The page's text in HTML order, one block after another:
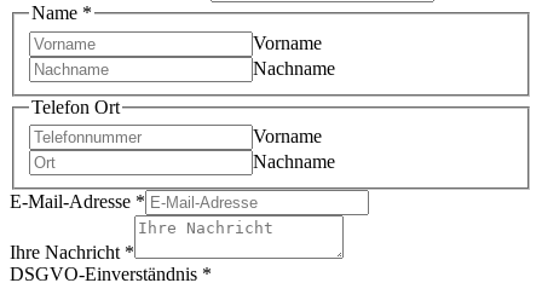
Name *
Vorname
Nachname
Telefon Ort
Vorname
Nachname
E-Mail-Adresse *
Ihre Nachricht *
DSGVO-Einverständnis *